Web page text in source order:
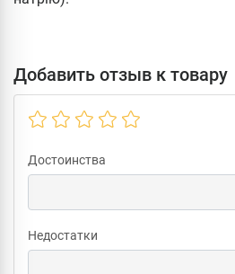
Добавить отзыв к товару
Достоинства
Недостатки